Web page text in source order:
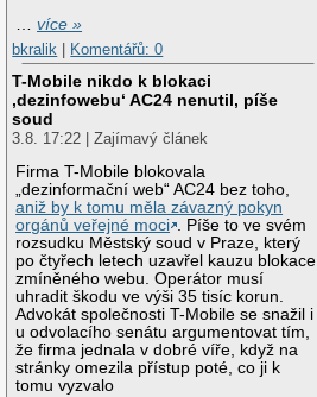
…více »
bkralik
Komentářů: 0
T-Mobile nikdo k blokaci
‚dezinfowebu‘ AC24 nenutil, píše
soud
3.8. 17:22 | Zajímavý článek
Firma T-Mobile blokovala
„dezinformační web“ AC24 bez toho,
aniž by k tomu měla závazný pokyn
orgánů veřejné moci . Píše to ve svém
rozsudku Městský soud v Praze, který
po čtyřech letech uzavřel kauzu blokace
zmíněného webu. Operátor musí
uhradit škodu ve výši 35 tisíc korun.
Advokát společnosti T-Mobile se snažil i
u odvolacího senátu argumentovat tím,
že firma jednala v dobré víře, když na
stránky omezila přístup poté, co ji k
tomu vyzvalo